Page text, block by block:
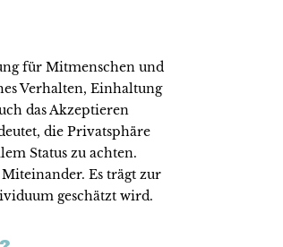
für Mitmenschen und
Verhalten, Einhaltung
das Akzeptieren
die Privatsphäre
Status zu achten.
Es trägt zur
geschätzt wird.